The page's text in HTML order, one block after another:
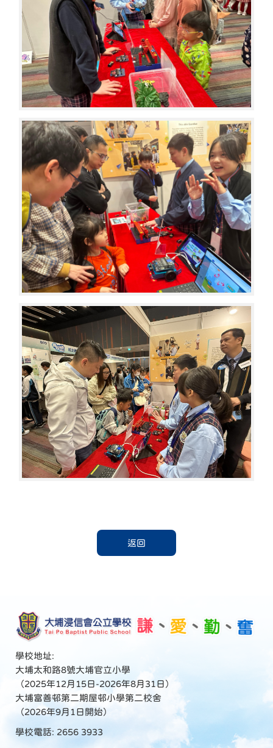
返回
學校地址:
大埔太和路8號大埔官立小學
（2025年12月15日-2026年8月31日）
大埔富善邨第二期屋邨小學第二校舍
（2026年9月1日開始）
學校電話: 2656 3933